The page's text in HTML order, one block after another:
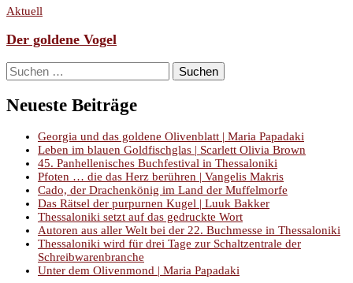
Aktuell
Der goldene Vogel
Suchen
nach:
Neueste Beiträge
Georgia und das goldene Olivenblatt | Maria Papadaki
Leben im blauen Goldfischglas | Scarlett Olivia Brown
45. Panhellenisches Buchfestival in Thessaloniki
Pfoten … die das Herz berühren | Vangelis Makris
Cado, der Drachenkönig im Land der Muffelmorfe
Das Rätsel der purpurnen Kugel | Luuk Bakker
Thessaloniki setzt auf das gedruckte Wort
Autoren aus aller Welt bei der 22. Buchmesse in Thessaloniki
Thessaloniki wird für drei Tage zur Schaltzentrale der
Schreibwarenbranche
Unter dem Olivenmond | Maria Papadaki